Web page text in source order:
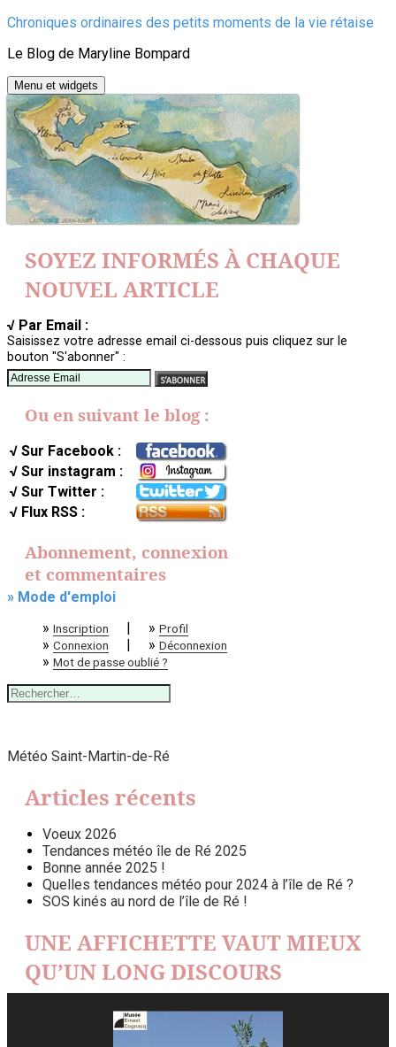
Aller
contenu
Chroniques ordinaires des petits moments de la vie rétaise
Le Blog de Maryline Bompard
Menu et widgets
SOYEZ INFORMÉS À CHAQUE
NOUVEL ARTICLE
√ Par Email :
Saisissez votre adresse email ci-dessous puis cliquez sur le
bouton "S'abonner" :
Ou en suivant le blog :
√ Sur Facebook :
√ Sur instagram :
√ Sur Twitter :
√ Flux RSS :
Abonnement, connexion
et commentaires
» Mode d'emploi
» Inscription | » Profil
» Connexion | » Déconnexion
» Mot de passe oublié ?
Rechercher :
Météo Saint-Martin-de-Ré
Articles récents
Voeux 2026
Tendances météo île de Ré 2025
Bonne année 2025 !
Quelles tendances météo pour 2024 à l’île de Ré ?
SOS kinés au nord de l’île de Ré !
UNE AFFICHETTE VAUT MIEUX
QU’UN LONG DISCOURS